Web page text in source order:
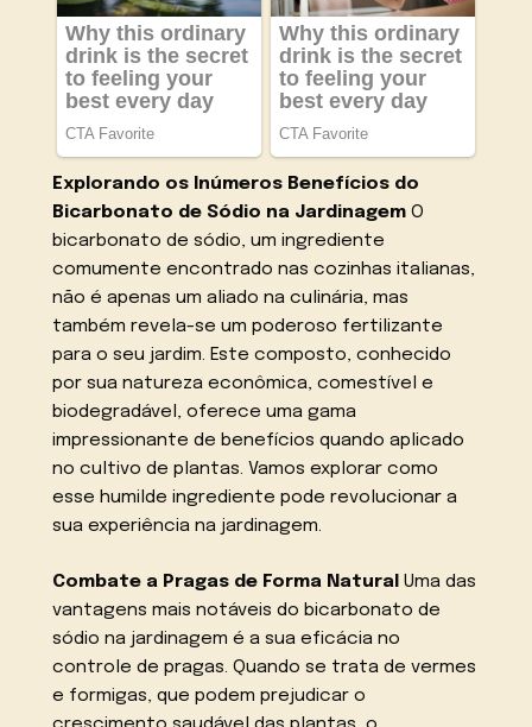
Explorando os Inúmeros Benefícios do
Bicarbonato de Sódio na Jardinagem O
bicarbonato de sódio, um ingrediente
comumente encontrado nas cozinhas italianas,
não é apenas um aliado na culinária, mas
também revela-se um poderoso fertilizante
para o seu jardim. Este composto, conhecido
por sua natureza econômica, comestível e
biodegradável, oferece uma gama
impressionante de benefícios quando aplicado
no cultivo de plantas. Vamos explorar como
esse humilde ingrediente pode revolucionar a
sua experiência na jardinagem.
Combate a Pragas de Forma Natural Uma das
vantagens mais notáveis do bicarbonato de
sódio na jardinagem é a sua eficácia no
controle de pragas. Quando se trata de vermes
e formigas, que podem prejudicar o